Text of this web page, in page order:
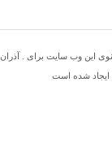
این وب سایت برای .
ایجاد شده است